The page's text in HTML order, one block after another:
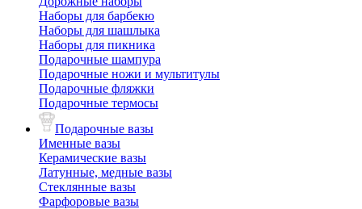
Наборы для барбекю
Наборы для шашлыка
Наборы для пикника
Подарочные шампура
Подарочные ножи и мультитулы
Подарочные фляжки
Подарочные термосы
Подарочные вазы
Именные вазы
Керамические вазы
Латунные, медные вазы
Стеклянные вазы
Фарфоровые вазы